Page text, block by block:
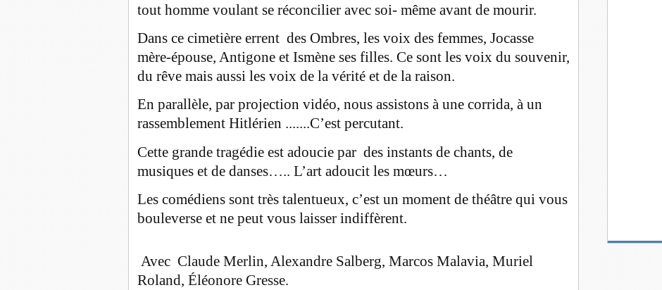
tout homme voulant se réconcilier avec soi- même avant de mourir.
Dans ce cimetière errent des Ombres, les voix des femmes, Jocasse
mère-épouse, Antigone et Ismène ses filles. Ce sont les voix du souvenir,
du rêve mais aussi les voix de la vérité et de la raison.
En parallèle, par projection vidéo, nous assistons à une corrida, à un
rassemblement Hitlérien .......C’est percutant.
Cette grande tragédie est adoucie par des instants de chants, de
musiques et de danses….. L’art adoucit les mœurs…
Les comédiens sont très talentueux, c’est un moment de théâtre qui vous
bouleverse et ne peut vous laisser indiffèrent.
Avec Claude Merlin, Alexandre Salberg, Marcos Malavia, Muriel
Roland, Éléonore Gresse.